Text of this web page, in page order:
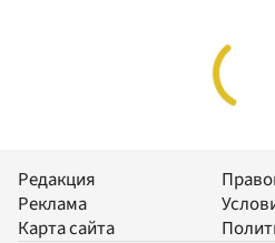
Редакция
Реклама
Карта сайта